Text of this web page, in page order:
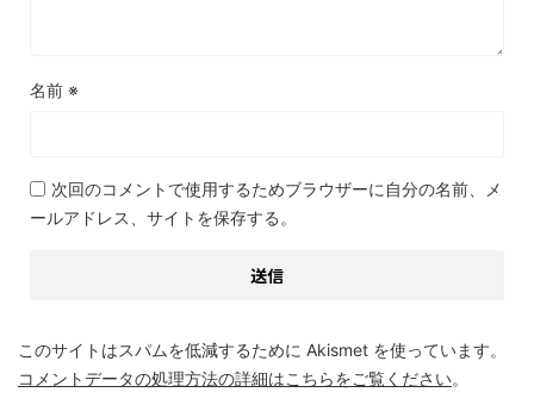
名前 ※
次回のコメントで使用するためブラウザーに自分の名前、メ
ールアドレス、サイトを保存する。
このサイトはスパムを低減するために Akismet を使っています。
コメントデータの処理方法の詳細はこちらをご覧ください。